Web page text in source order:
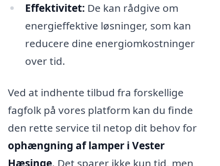
Effektivitet: De kan rådgive om
energieffektive løsninger, som kan
reducere dine energiomkostninger
over tid.
Ved at indhente tilbud fra forskellige
fagfolk på vores platform kan du finde
den rette service til netop dit behov for
ophængning af lamper i Vester
Hæsinge. Det sparer ikke kun tid, men